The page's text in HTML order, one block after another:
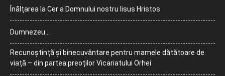
Înălțarea la Cer a Domnului nostru Iisus Hristos
Dumnezeu…
Recunoștință și binecuvântare pentru mamele dătătoare de
viață – din partea preoților Vicariatului Orhei